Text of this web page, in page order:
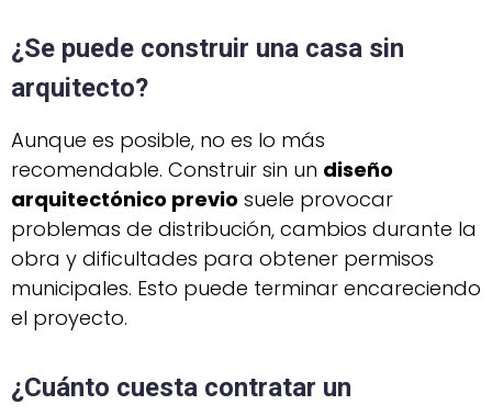
¿Se puede construir una casa sin
arquitecto?
Aunque es posible, no es lo más
recomendable. Construir sin un diseño
arquitectónico previo suele provocar
problemas de distribución, cambios durante la
obra y dificultades para obtener permisos
municipales. Esto puede terminar encareciendo
el proyecto.
¿Cuánto cuesta contratar un